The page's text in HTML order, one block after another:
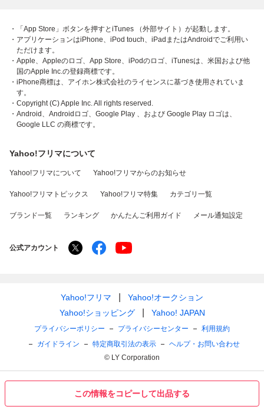
この情報をコピーして出品する
・「App Store」ボタンを押すとiTunes （外部サイト）が起動します。
・アプリケーションはiPhone、iPod touch、iPadまたはAndroidでご利用い
ただけます。
・Apple、Appleのロゴ、App Store、iPodのロゴ、iTunesは、米国および他
国のApple Inc.の登録商標です。
・iPhone商標は、アイホン株式会社のライセンスに基づき使用されていま
す。
・Copyright (C) Apple Inc. All rights reserved.
・Android、Androidロゴ、Google Play 、および Google Play ロゴは、
Google LLC の商標です。
Yahoo!フリマについて
Yahoo!フリマについて Yahoo!フリマからのお知らせ
Yahoo!フリマトピックス Yahoo!フリマ特集 カテゴリ一覧
ブランド一覧 ランキング かんたんご利用ガイド メール通知設定
公式アカウント
Yahoo!フリマ
Yahoo!オークション
Yahoo!ショッピング
Yahoo! JAPAN
プライバシーポリシー プライバシーセンター
利用規約
ガイドライン
特定商取引法の表示
ヘルプ・お問い合わせ
© LY Corporation